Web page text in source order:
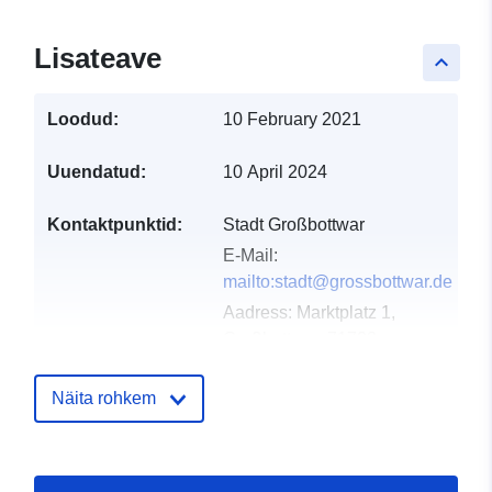
keyboard_arrow_up
Lisateave
Loodud: 10 February 2021
Uuendatud: 10 April 2024
Kontaktpunktid:
Stadt Großbottwar
E-Mail:
mailto:stadt@grossbottwar.de
Aadress: Marktplatz 1,
Kataloogi kirje: Lisatud andmetele.europa.eu:
Näita rohkem